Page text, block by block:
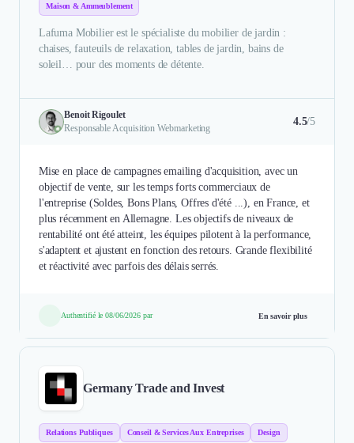
Maison & Ammeublement
Lafuma Mobilier est le spécialiste du mobilier de jardin :
chaises, fauteuils de relaxation, tables de jardin, bains de
soleil… pour des moments de détente.
Benoit Rigoulet
Responsable Acquisition Webmarketing
4.5/5
Mise en place de campagnes emailing d'acquisition, avec un
objectif de vente, sur les temps forts commerciaux de
l'entreprise (Soldes, Bons Plans, Offres d'été ...), en France, et
plus récemment en Allemagne. Les objectifs de niveaux de
rentabilité ont été atteint, les équipes pilotent à la performance,
s'adaptent et ajustent en fonction des retours. Grande flexibilité
et réactivité avec parfois des délais serrés.
Authentifié le 08/06/2026 par En savoir plus
Germany Trade and Invest
Relations Publiques Conseil & Services Aux Entreprises Design